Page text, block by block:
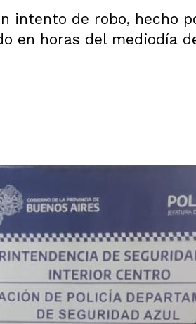
intento de robo, hecho
en horas del mediodía